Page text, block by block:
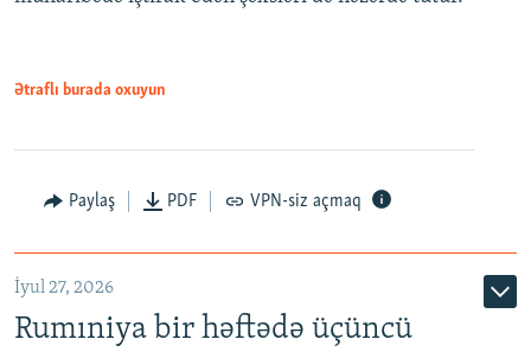
Ətraflı burada oxuyun
Paylaş PDF VPN-siz açmaq
İyul 27, 2026
Rumıniya bir həftədə üçüncü